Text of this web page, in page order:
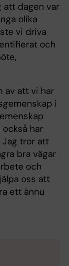
att dagen var
olika
vi driva
och
av att vi har
i
har
tror att
bra vägar
och
oss att
ett ännu